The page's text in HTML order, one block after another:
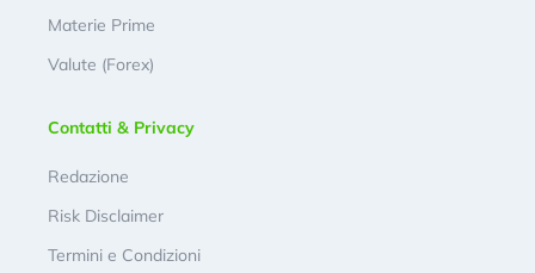
Materie Prime
Valute (Forex)
Contatti & Privacy
Redazione
Risk Disclaimer
Termini e Condizioni